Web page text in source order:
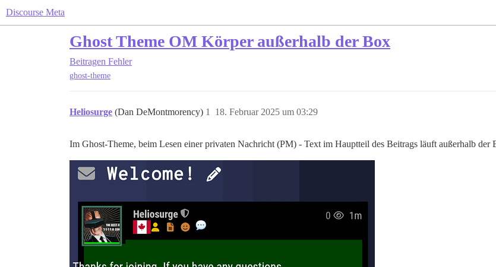
Discourse Meta
Ghost Theme OM Körper außerhalb der Box
Beitragen Fehler
ghost-theme
Heliosurge (Dan DeMontmorency) 18. Februar 2025 um 03:29
1
Im Ghost-Theme, beim Lesen einer privaten Nachricht (PM) - Text im Hauptteil des Beitrags läuft außerhalb der